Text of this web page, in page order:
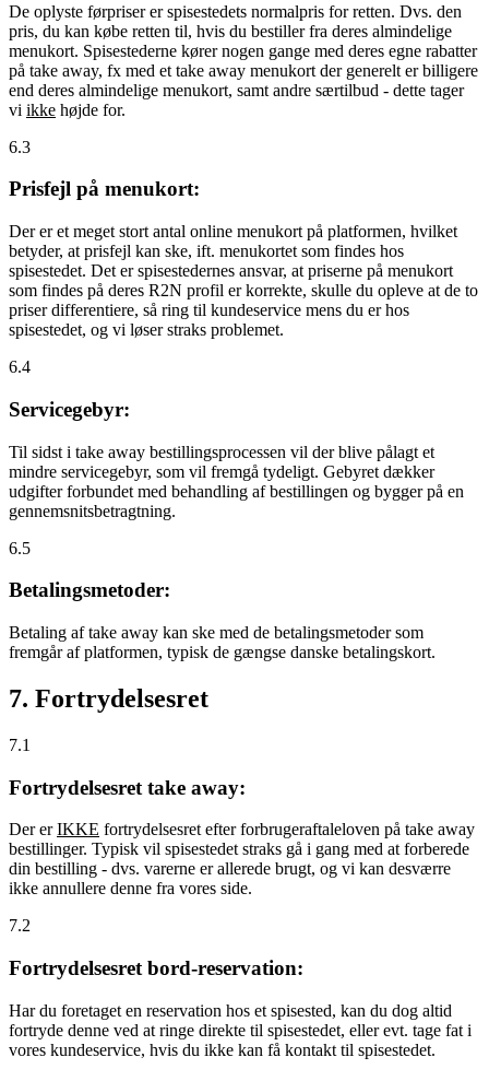
De oplyste førpriser er spisestedets normalpris for retten. Dvs. den
pris, du kan købe retten til, hvis du bestiller fra deres almindelige
menukort. Spisestederne kører nogen gange med deres egne rabatter
på take away, fx med et take away menukort der generelt er billigere
end deres almindelige menukort, samt andre særtilbud - dette tager
vi ikke højde for.
6.3
Prisfejl på menukort:
Der er et meget stort antal online menukort på platformen, hvilket
betyder, at prisfejl kan ske, ift. menukortet som findes hos
spisestedet. Det er spisestedernes ansvar, at priserne på menukort
som findes på deres R2N profil er korrekte, skulle du opleve at de to
priser differentiere, så ring til kundeservice mens du er hos
spisestedet, og vi løser straks problemet.
6.4
Servicegebyr:
Til sidst i take away bestillingsprocessen vil der blive pålagt et
mindre servicegebyr, som vil fremgå tydeligt. Gebyret dækker
udgifter forbundet med behandling af bestillingen og bygger på en
gennemsnitsbetragtning.
6.5
Betalingsmetoder:
Betaling af take away kan ske med de betalingsmetoder som
fremgår af platformen, typisk de gængse danske betalingskort.
7. Fortrydelsesret
7.1
Fortrydelsesret take away:
Der erIKKE fortrydelsesret efter forbrugeraftaleloven på take away
bestillinger. Typisk vil spisestedet straks gå i gang med at forberede
din bestilling - dvs. varerne er allerede brugt, og vi kan desværre
ikke annullere denne fra vores side.
7.2
Fortrydelsesret bord-reservation:
Har du foretaget en reservation hos et spisested, kan du dog altid
fortryde denne ved at ringe direkte til spisestedet, eller evt. tage fat i
vores kundeservice, hvis du ikke kan få kontakt til spisestedet.